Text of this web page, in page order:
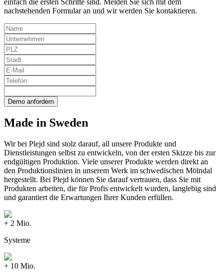
nachstehenden Formular an und wir werden Sie kontaktieren.
Demo anfordern
Made in Sweden
Wir bei Plejd sind stolz darauf, all unsere Produkte und
Dienstleistungen selbst zu entwickeln, von der ersten Skizze bis zur
endgültigen Produktion. Viele unserer Produkte werden direkt an
den Produktionslinien in unserem Werk im schwedischen Mölndal
hergestellt. Bei Plejd können Sie darauf vertrauen, dass Sie mit
Produkten arbeiten, die für Profis entwickelt wurden, langlebig sind
und garantiert die Erwartungen Ihrer Kunden erfüllen.
+ 2 Mio.
Systeme
+ 10 Mio.